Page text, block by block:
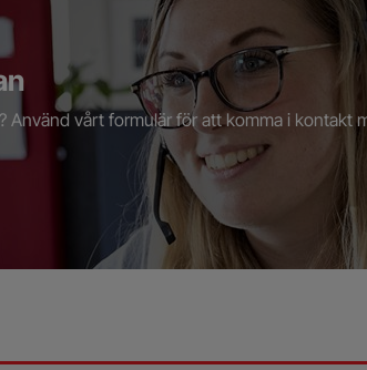
Använd vårt formulär för att komma i kontakt